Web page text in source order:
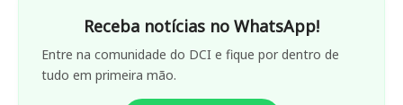
Receba notícias no WhatsApp!
Entre na comunidade do DCI e fique por dentro de
tudo em primeira mão.